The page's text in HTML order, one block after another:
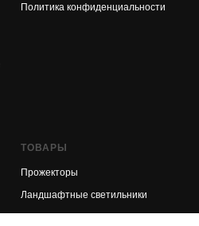
Политика конфиденциальности
ТОВАРЫ
Прожекторы
Ландшафтные светильники